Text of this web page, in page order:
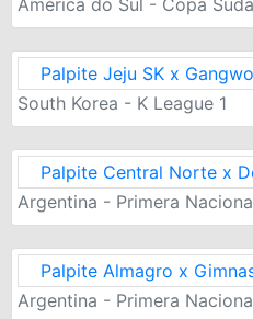
Palpite Jeju SK x
South Korea - K League 1
Palpite Central Norte x
Argentina - Primera
Palpite Almagro x
Argentina - Primera